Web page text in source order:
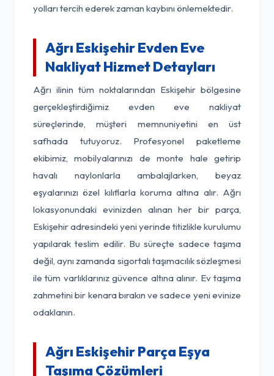
yolları tercih ederek zaman kaybını önlemektedir.
Ağrı Eskişehir Evden Eve
Nakliyat Hizmet Detayları
Ağrı ilinin tüm noktalarından Eskişehir bölgesine
gerçekleştirdiğimiz evden eve nakliyat
süreçlerinde, müşteri memnuniyetini en üst
safhada tutuyoruz. Profesyonel paketleme
ekibimiz, mobilyalarınızı de monte hale getirip
havalı naylonlarla ambalajlarken, beyaz
eşyalarınızı özel kılıflarla koruma altına alır. Ağrı
lokasyonundaki evinizden alınan her bir parça,
Eskişehir adresindeki yeni yerinde titizlikle kurulumu
yapılarak teslim edilir. Bu süreçte sadece taşıma
değil, aynı zamanda sigortalı taşımacılık sözleşmesi
ile tüm varlıklarınız güvence altına alınır. Ev taşıma
zahmetini bir kenara bırakın ve sadece yeni evinize
odaklanın.
Ağrı Eskişehir Parça Eşya
Taşıma Çözümleri